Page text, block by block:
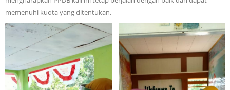
memenuhi kuota yang ditentukan.